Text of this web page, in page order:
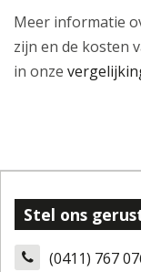
Meer informatie
zijn en de kosten
in onze
Stel ons
(0411) 767